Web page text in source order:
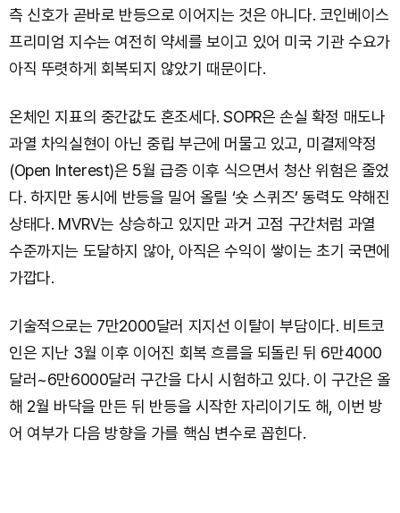
측 신호가 곧바로 반등으로 이어지는 것은 아니다. 코인베이스
프리미엄 지수는 여전히 약세를 보이고 있어 미국 기관 수요가
아직 뚜렷하게 회복되지 않았기 때문이다.
온체인 지표의 중간값도 혼조세다. SOPR은 손실 확정 매도나
과열 차익실현이 아닌 중립 부근에 머물고 있고, 미결제약정
(Open Interest)은 5월 급증 이후 식으면서 청산 위험은 줄었
다. 하지만 동시에 반등을 밀어 올릴 ‘숏 스퀴즈’ 동력도 약해진
상태다. MVRV는 상승하고 있지만 과거 고점 구간처럼 과열
수준까지는 도달하지 않아, 아직은 수익이 쌓이는 초기 국면에
가깝다.
기술적으로는 7만2000달러 지지선 이탈이 부담이다. 비트코
인은 지난 3월 이후 이어진 회복 흐름을 되돌린 뒤 6만4000
달러~6만6000달러 구간을 다시 시험하고 있다. 이 구간은 올
해 2월 바닥을 만든 뒤 반등을 시작한 자리이기도 해, 이번 방
어 여부가 다음 방향을 가를 핵심 변수로 꼽힌다.